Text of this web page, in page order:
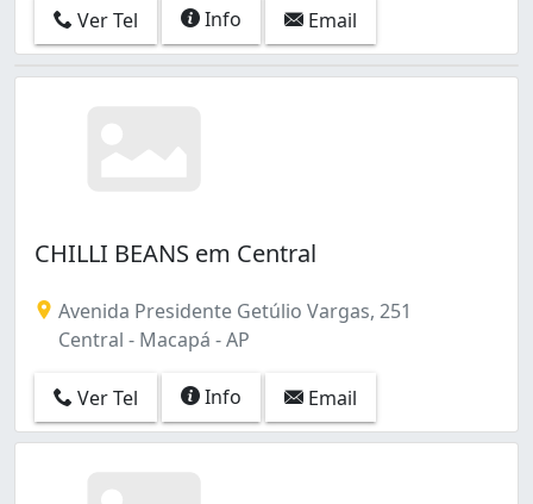
Ver Tel Info Email
CHILLI BEANS em Central
Avenida Presidente Getúlio Vargas, 251
Central - Macapá - AP
Ver Tel Info Email